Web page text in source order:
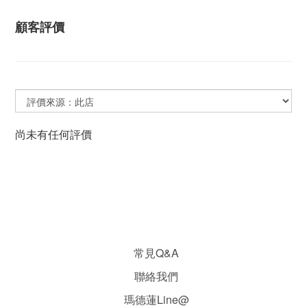
顧客評價
尚未有任何評價
常見Q&A
聯絡我們
瑪德蓮Line@